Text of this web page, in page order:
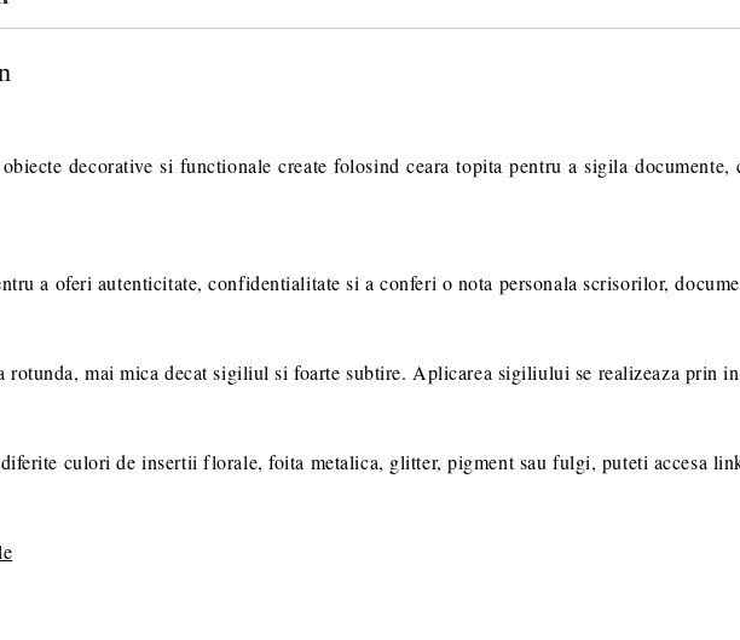
Va multumim! Veti fi contactat pentru
decorative si functionale create folosind ceara topita pentru a sigila
a oferi autenticitate, confidentialitate si a conferi o nota personala scrisorilor,
mai mica decat sigiliul si foarte subtire. Aplicarea sigiliului se realizeaza prin
culori de insertii florale, foita metalica, glitter, pigment sau fulgi, puteti accesa